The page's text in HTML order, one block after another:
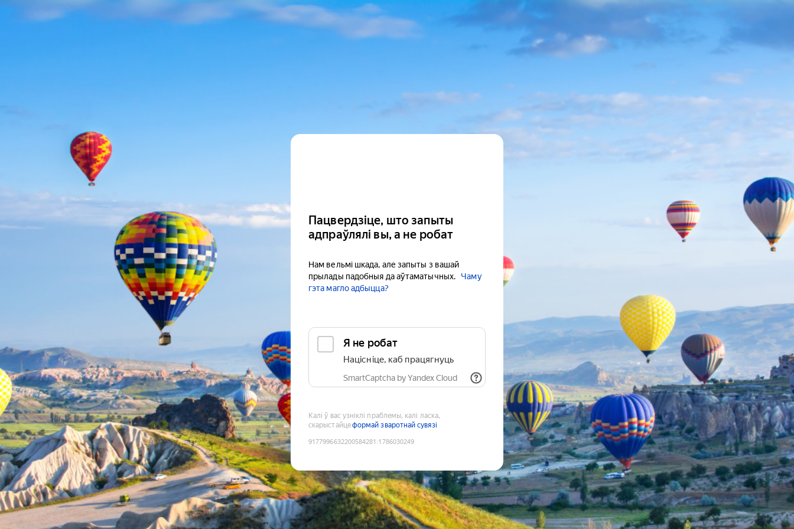
Пацвердзіце, што запыты
адпраўлялі вы, а не робат
Нам вельмі шкада, але запыты з вашай
прылады падобныя да аўтаматычных.
Чаму
гэта магло адбыцца?
Я не робат
Націсніце, каб працягнуць
SmartCaptcha by Yandex Cloud
Калі ў вас узніклі праблемы, калі ласка,
скарыстайцеформай зваротнай сувязі
9177996632200584281 :1786030249